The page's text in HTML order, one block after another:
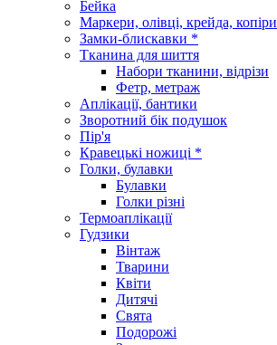
Бейка
Маркери, олівці, крейда, копіри
Замки-блискавки *
Тканина для шиття
Набори тканини, відрізи
Фетр, метраж
Аплікації, бантики
Зворотний бік подушок
Пір'я
Кравецькі ножиці *
Голки, булавки
Булавки
Голки різні
Термоаплікації
Гудзики
Вінтаж
Тварини
Квіти
Дитячі
Свята
Подорожі